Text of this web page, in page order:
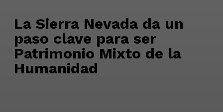
La Sierra Nevada da un
paso clave para ser
Patrimonio Mixto de la
Humanidad